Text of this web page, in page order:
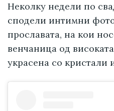
Неколку недели по
сподели интимни
прославата, на кои
венчаница од
украсена со кристали